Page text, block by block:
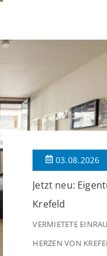
über 34 m²
folgt aufteilen:
befinden Sie sich in
welche ausreichend
03.08.2026
Jetzt neu:
Krefeld
VERMIETETE
HERZEN VON